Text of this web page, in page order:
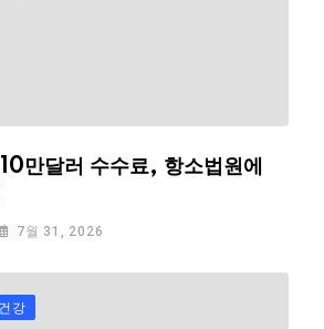
만달러 수수료, 항소법원에
7월 31, 2026
강